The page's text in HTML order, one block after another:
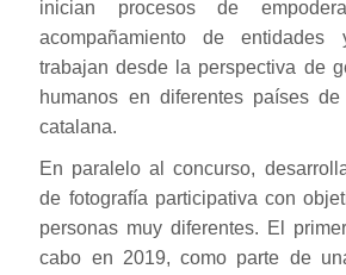
inician procesos de
acompañamiento de
trabajan desde la perspectiva de
humanos en diferentes países
catalana.
En paralelo al concurso,
de fotografía participativa con
personas muy diferentes. El
cabo en 2019, como parte de